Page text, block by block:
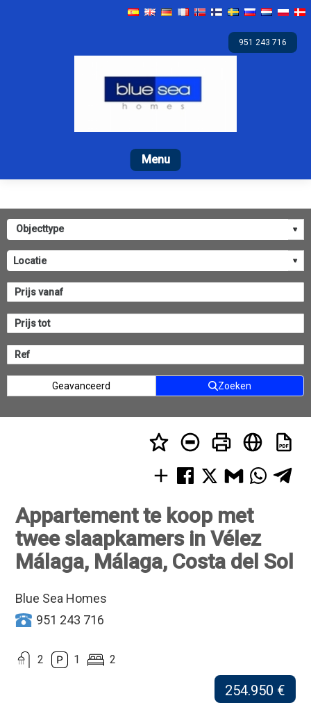
951 243 716
Verhuur
Geavanceerd Zoeken
Appartement te koop met
twee slaapkamers in Vélez
Málaga, Málaga, Costa del Sol
Blue Sea Homes
951 243 716
2 2
1
254.950 €